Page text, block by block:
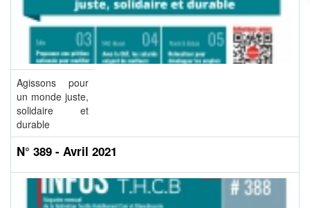
Agissons pour
un monde juste,
solidaire et
durable
N° 389 - Avril 2021